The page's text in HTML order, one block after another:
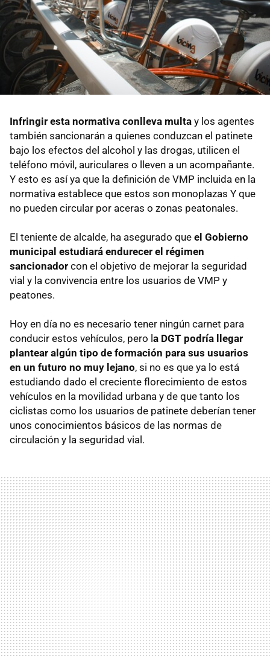
Infringir esta normativa conlleva multa y los agentes
también sancionarán a quienes conduzcan el patinete
bajo los efectos del alcohol y las drogas, utilicen el
teléfono móvil, auriculares o lleven a un acompañante.
Y esto es así ya que la definición de VMP incluida en la
normativa establece que estos son monoplazas Y que
no pueden circular por aceras o zonas peatonales.
El teniente de alcalde, ha asegurado que el Gobierno
municipal estudiará endurecer el régimen
sancionador con el objetivo de mejorar la seguridad
vial y la convivencia entre los usuarios de VMP y
peatones.
Hoy en día no es necesario tener ningún carnet para
conducir estos vehículos, pero la DGT podría llegar
plantear algún tipo de formación para sus usuarios
en un futuro no muy lejano, si no es que ya lo está
estudiando dado el creciente florecimiento de estos
vehículos en la movilidad urbana y de que tanto los
ciclistas como los usuarios de patinete deberían tener
unos conocimientos básicos de las normas de
circulación y la seguridad vial.